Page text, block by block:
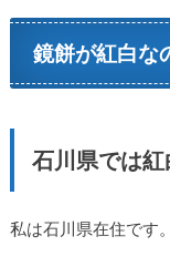
鏡餅が紅白な
石川県では
私は石川県在住です。